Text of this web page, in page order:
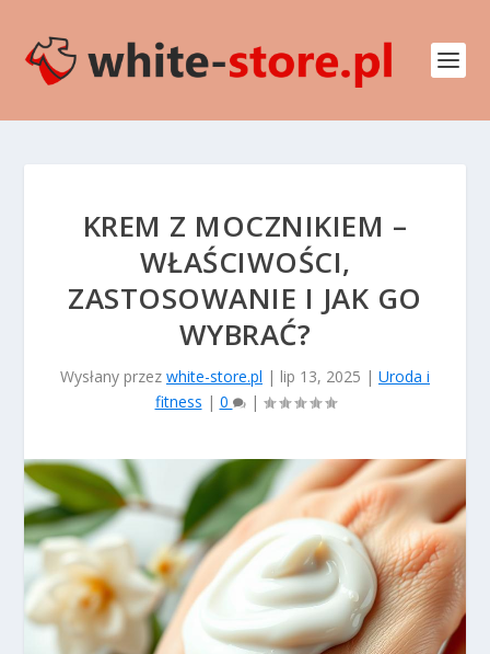
KREM Z MOCZNIKIEM –
WŁAŚCIWOŚCI,
ZASTOSOWANIE I JAK GO
WYBRAĆ?
Wysłany przez white-store.pl | lip 13, 2025 | Uroda i
fitness | 0 |